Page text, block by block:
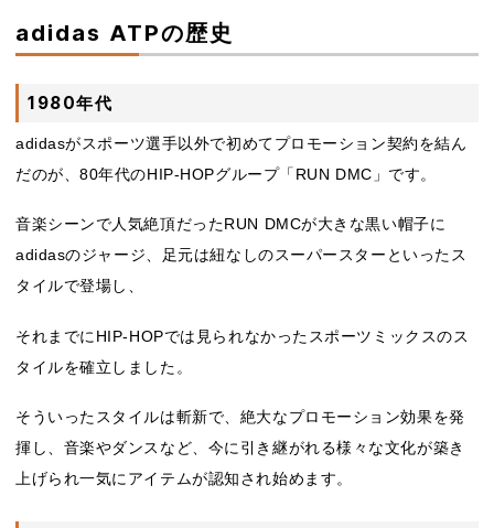
adidas ATPの歴史
1980年代
adidasがスポーツ選手以外で初めてプロモーション契約を結ん
だのが、80年代のHIP-HOPグループ「RUN DMC」です。
音楽シーンで人気絶頂だったRUN DMCが大きな黒い帽子に
adidasのジャージ、足元は紐なしのスーパースターといったス
タイルで登場し、
それまでにHIP-HOPでは見られなかったスポーツミックスのス
タイルを確立しました。
そういったスタイルは斬新で、絶大なプロモーション効果を発
揮し、音楽やダンスなど、今に引き継がれる様々な文化が築き
上げられ一気にアイテムが認知され始めます。